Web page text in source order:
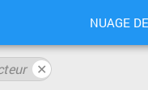
NUAGE
✕